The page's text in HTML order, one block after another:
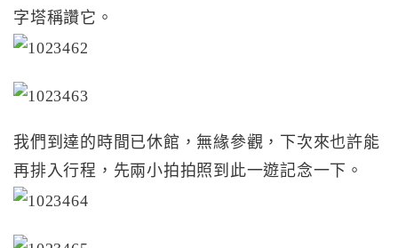
字塔稱讚它。
我們到達的時間已休館，無緣參觀，下次來也許能
再排入行程，先兩小拍拍照到此一遊記念一下。